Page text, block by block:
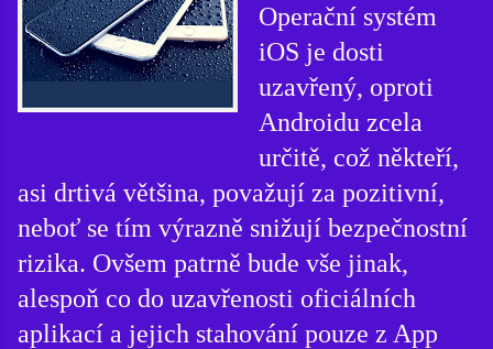
Operační systém
iOS je dosti
uzavřený, oproti
Androidu zcela
určitě, což někteří,
asi drtivá většina, považují za pozitivní,
neboť se tím výrazně snižují bezpečnostní
rizika. Ovšem patrně bude vše jinak,
alespoň co do uzavřenosti oficiálních
aplikací a jejich stahování pouze z App